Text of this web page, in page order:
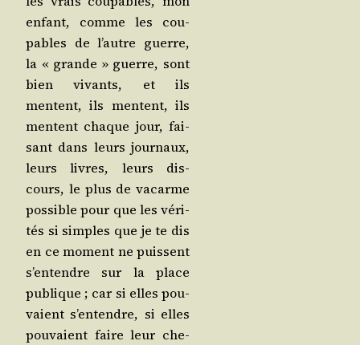
enfant, comme les cou­
pables de l’autre guerre,
la « grande » guerre, sont
bien vivants, et ils
mentent, ils mentent, ils
mentent chaque jour, fai­
sant dans leurs jour­naux,
leurs livres, leurs dis­
cours, le plus de vacarme
pos­sible pour que les véri­
tés si simples que je te dis
en ce moment ne puissent
s’en­tendre sur la place
publique ; car si elles pou­
vaient s’en­tendre, si elles
pou­vaient faire leur che­